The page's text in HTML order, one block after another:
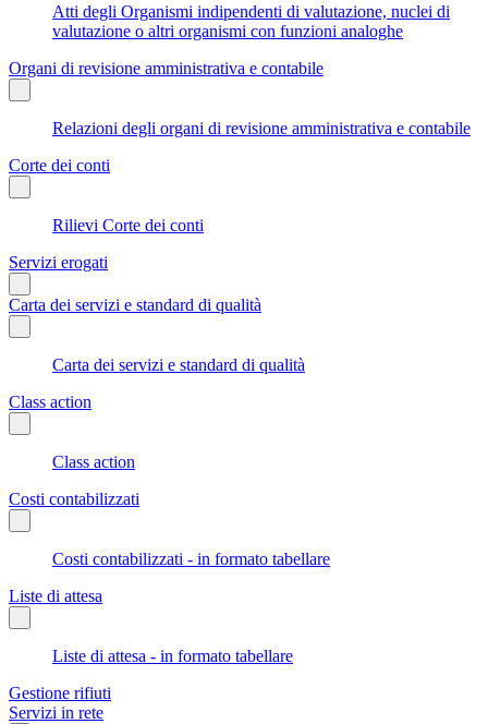
Atti degli Organismi indipendenti di valutazione, nuclei di
valutazione o altri organismi con funzioni analoghe
Organi di revisione amministrativa e contabile
Relazioni degli organi di revisione amministrativa e contabile
Corte dei conti
Rilievi Corte dei conti
Servizi erogati
Carta dei servizi e standard di qualità
Carta dei servizi e standard di qualità
Class action
Class action
Costi contabilizzati
Costi contabilizzati - in formato tabellare
Liste di attesa
Liste di attesa - in formato tabellare
Gestione rifiuti
Servizi in rete